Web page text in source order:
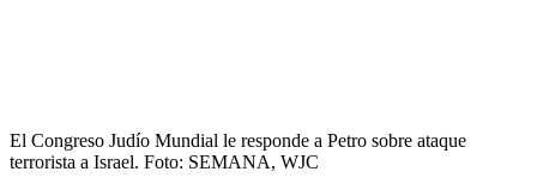
El Congreso Judío Mundial le responde a Petro sobre ataque
terrorista a Israel. Foto: SEMANA, WJC